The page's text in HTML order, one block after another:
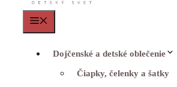
Dojčenské a detské oblečenie
Čiapky, čelenky a šatky